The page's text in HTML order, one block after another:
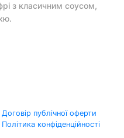
з класичним соусом,
Договір публічної оферти
Політика конфіденційності